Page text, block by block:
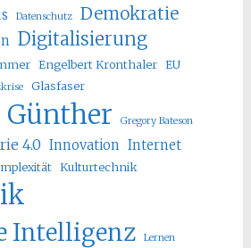
Datenschutz Demokratie
Digitalisierung
Engelbert Kronthaler EU
Glasfaser
Gregory Bateson
4.0 Innovation Internet
Kulturtechnik
Intelligenz Lernen